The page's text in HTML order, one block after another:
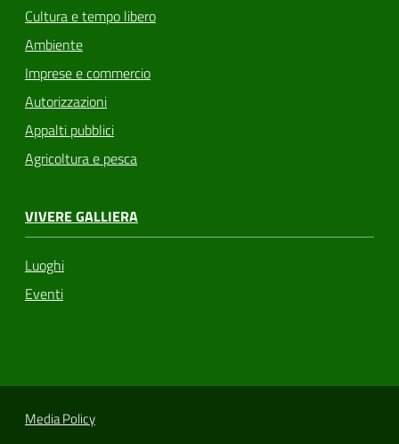
Cultura e tempo libero
Ambiente
Imprese e commercio
Autorizzazioni
Appalti pubblici
Agricoltura e pesca
VIVERE GALLIERA
Luoghi
Eventi
Media Policy